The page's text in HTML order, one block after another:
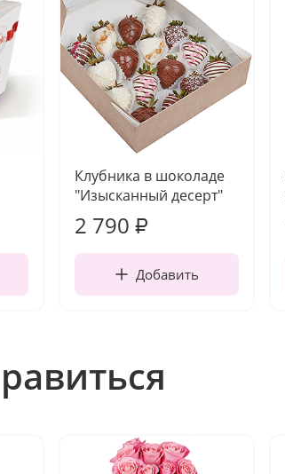
Клубника в шоколаде
"Изысканный десерт"
2 790 ₽
Добавить